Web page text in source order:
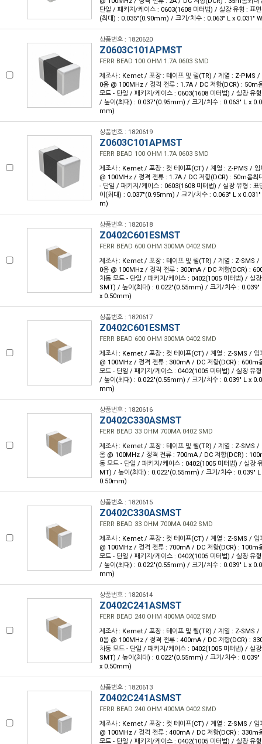
단일 / 패키지/케이스 : 0603(1608 미터법) / 실장 유형 : 표
(최대) : 0.035"(0.90mm) / 크기/치수 : 0.063" L x 0.031"
상품번호 : 1820620
Z0603C101APMST
FERR BEAD 100 OHM 1.7A 0603 SMD
제조사 : Kemet / 포장 : 테이프 및 릴(TR) / 계열 : Z-PMS /
0옴 @ 100MHz / 정격 전류 : 1.7A / DC 저항(DCR) : 50m
모드 - 단일 / 패키지/케이스 : 0603(1608 미터법) / 실장 유
/ 높이(최대) : 0.037"(0.95mm) / 크기/치수 : 0.063" L x
mm)
상품번호 : 1820619
Z0603C101APMST
FERR BEAD 100 OHM 1.7A 0603 SMD
제조사 : Kemet / 포장 : 컷 테이프(CT) / 계열 : Z-PMS / 임
@ 100MHz / 정격 전류 : 1.7A / DC 저항(DCR) : 50m옴최
- 단일 / 패키지/케이스 : 0603(1608 미터법) / 실장 유형 :
이(최대) : 0.037"(0.95mm) / 크기/치수 : 0.063" L x
m)
상품번호 : 1820618
Z0402C601ESMST
FERR BEAD 600 OHM 300MA 0402 SMD
제조사 : Kemet / 포장 : 테이프 및 릴(TR) / 계열 : Z-SMS /
0옴 @ 100MHz / 정격 전류 : 300mA / DC 저항(DCR) :
차동 모드 - 단일 / 패키지/케이스 : 0402(1005 미터법) / 실
SMT) / 높이(최대) : 0.022"(0.55mm) / 크기/치수 :
x 0.50mm)
상품번호 : 1820617
Z0402C601ESMST
FERR BEAD 600 OHM 300MA 0402 SMD
제조사 : Kemet / 포장 : 컷 테이프(CT) / 계열 : Z-SMS / 임
@ 100MHz / 정격 전류 : 300mA / DC 저항(DCR) : 600m
모드 - 단일 / 패키지/케이스 : 0402(1005 미터법) / 실장 유
/ 높이(최대) : 0.022"(0.55mm) / 크기/치수 : 0.039" L x
mm)
상품번호 : 1820616
Z0402C330ASMST
FERR BEAD 33 OHM 700MA 0402 SMD
제조사 : Kemet / 포장 : 테이프 및 릴(TR) / 계열 : Z-SMS /
옴 @ 100MHz / 정격 전류 : 700mA / DC 저항(DCR) :
동 모드 - 단일 / 패키지/케이스 : 0402(1005 미터법) / 실장
MT) / 높이(최대) : 0.022"(0.55mm) / 크기/치수 : 0.039"
0.50mm)
상품번호 : 1820615
Z0402C330ASMST
FERR BEAD 33 OHM 700MA 0402 SMD
제조사 : Kemet / 포장 : 컷 테이프(CT) / 계열 : Z-SMS / 임
@ 100MHz / 정격 전류 : 700mA / DC 저항(DCR) : 100m
모드 - 단일 / 패키지/케이스 : 0402(1005 미터법) / 실장 유
/ 높이(최대) : 0.022"(0.55mm) / 크기/치수 : 0.039" L x
mm)
상품번호 : 1820614
Z0402C241ASMST
FERR BEAD 240 OHM 400MA 0402 SMD
제조사 : Kemet / 포장 : 테이프 및 릴(TR) / 계열 : Z-SMS /
0옴 @ 100MHz / 정격 전류 : 400mA / DC 저항(DCR) :
차동 모드 - 단일 / 패키지/케이스 : 0402(1005 미터법) / 실
SMT) / 높이(최대) : 0.022"(0.55mm) / 크기/치수 :
x 0.50mm)
상품번호 : 1820613
Z0402C241ASMST
FERR BEAD 240 OHM 400MA 0402 SMD
제조사 : Kemet / 포장 : 컷 테이프(CT) / 계열 : Z-SMS / 임
@ 100MHz / 정격 전류 : 400mA / DC 저항(DCR) : 330m
모드 - 단일 / 패키지/케이스 : 0402(1005 미터법) / 실장 유